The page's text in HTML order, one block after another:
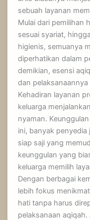
sebuah layanan
Mulai dari pemilihan
sesuai syariat,
higienis, semuanya
diperhatikan dalam
demikian, esensi
dan
Kehadiran layanan
keluarga
nyaman.
ini, banyak penyedia
siap saji yang
keunggulan yang
keluarga memilih
Dengan berbagai
lebih fokus
hati tanpa harus
pelaksanaan